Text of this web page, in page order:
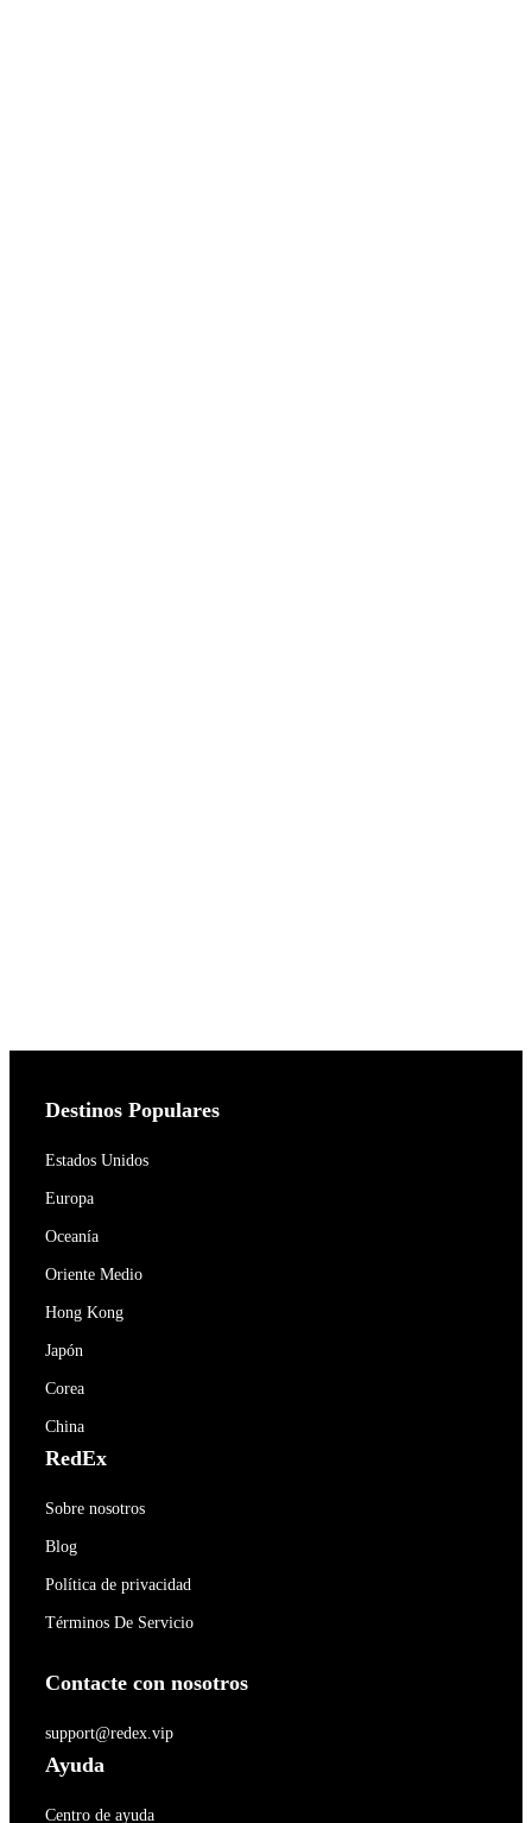
Destinos Populares
Estados Unidos
Europa
Oceanía
Oriente Medio
Hong Kong
Japón
Corea
China
RedEx
Sobre nosotros
Blog
Política de privacidad
Términos De Servicio
Contacte con nosotros
support@redex.vip
Ayuda
Centro de ayuda